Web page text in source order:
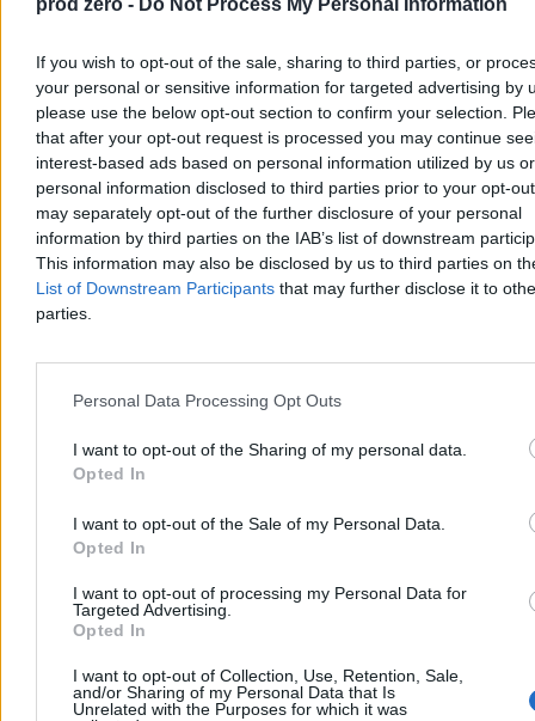
prod zero - Do Not Process My Personal Information
If you wish to opt-out of the sale, sharing to third parties, or
your personal or sensitive information for targeted advertising by
please use the below opt-out section to confirm your selection.
that after your opt-out request is processed you may continue
interest-based ads based on personal information utilized by us or
personal information disclosed to third parties prior to your opt-
may separately opt-out of the further disclosure of your personal
information by third parties on the IAB’s list of downstream
This information may also be disclosed by us to third parties on
List of Downstream Participants that may further disclose it to
parties.
Personal Data Processing Opt Outs
I want to opt-out of the Sharing of my personal data.
Opted In
I want to opt-out of the Sale of my Personal Data.
Opted In
I want to opt-out of processing my Personal Data for
Targeted Advertising.
Opted In
I want to opt-out of Collection, Use, Retention, Sale,
and/or Sharing of my Personal Data that Is
Unrelated with the Purposes for which it was
Kapibary przyszły z wizytą. Zaskakujące
nagranie trafiło do sieci
Zaskakująca sytuacja w brazylijskim stanie Mato Grosso. Tuż przed
rozpoczęciem obrad przez drzwi frontowe lokalnego parlamentu ze
spokojem wkroczyły dwie kapibary. Największe gryzonie świata
Agnieszka Waś-Turecka
Dzisiaj 11:42
Reklama